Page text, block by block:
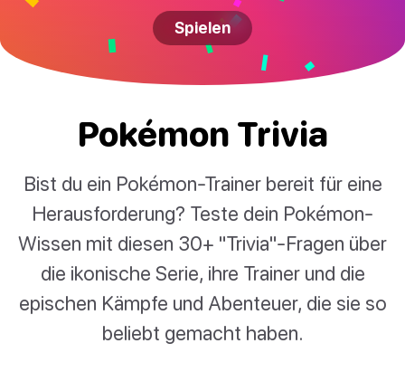
Spielen
Pokémon Trivia
Bist du ein Pokémon-Trainer bereit für eine
Herausforderung? Teste dein Pokémon-
Wissen mit diesen 30+ "Trivia"-Fragen über
die ikonische Serie, ihre Trainer und die
epischen Kämpfe und Abenteuer, die sie so
beliebt gemacht haben.